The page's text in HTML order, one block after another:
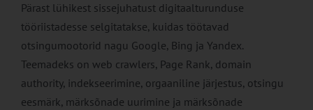
Pärast lühikest sissejuhatust digitaalturunduse
tööriistadesse selgitatakse, kuidas töötavad
otsingumootorid nagu Google, Bing ja Yandex.
Teemadeks on web crawlers, Page Rank, domain
authority, indekseerimine, orgaaniline järjestus, otsingu
eesmärk, märksõnade uurimine ja märksõnade